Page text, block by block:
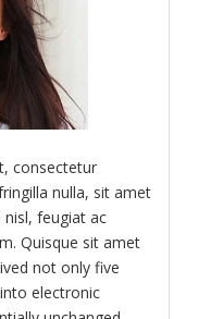
consectetur
nulla, sit amet
nisl, feugiat ac
Quisque sit amet
not only five
electronic